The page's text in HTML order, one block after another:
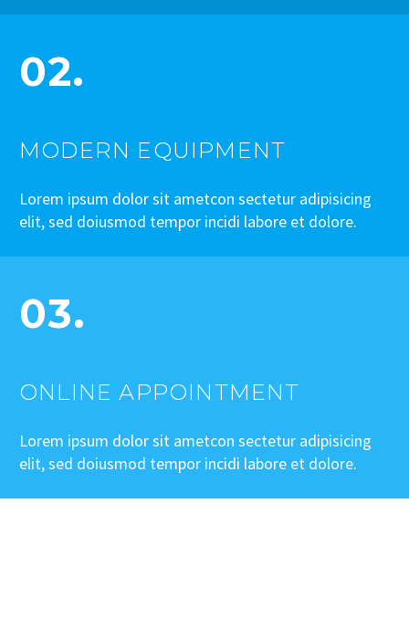
02.
MODERN EQUIPMENT
Lorem ipsum dolor sit ametcon sectetur adipisicing
elit, sed doiusmod tempor incidi labore et dolore.
03.
ONLINE APPOINTMENT
Lorem ipsum dolor sit ametcon sectetur adipisicing
elit, sed doiusmod tempor incidi labore et dolore.